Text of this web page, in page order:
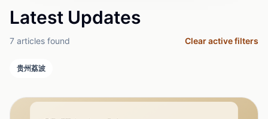
Latest Updates
7 articles found Clear active filters
贵州荔波